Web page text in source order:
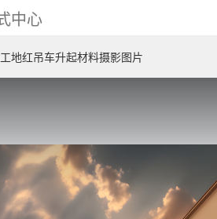
中心
地红吊车升起材料摄影图片